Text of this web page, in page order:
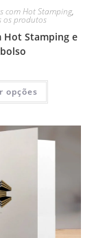
com Hot Stamping,
os produtos
Hot Stamping e
bolso
opções